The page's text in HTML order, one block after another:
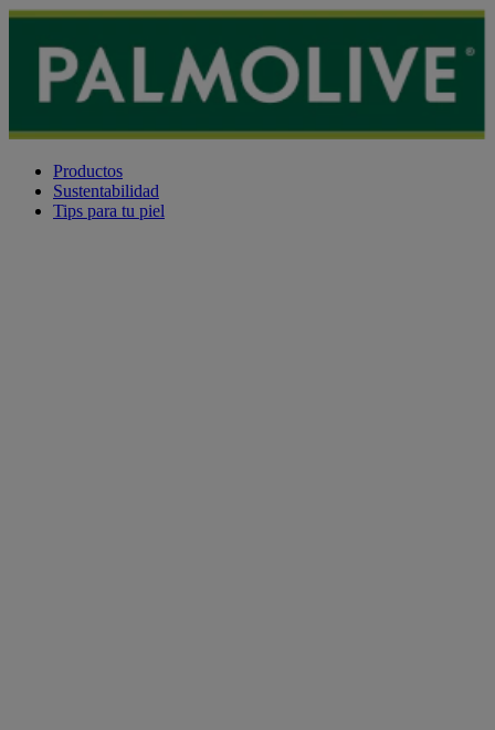
Productos
Sustentabilidad
Tips para tu piel